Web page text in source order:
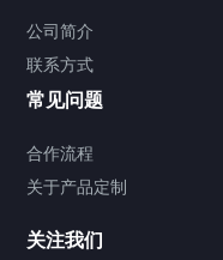
公司简介
联系方式
常见问题
合作流程
关于产品定制
关注我们